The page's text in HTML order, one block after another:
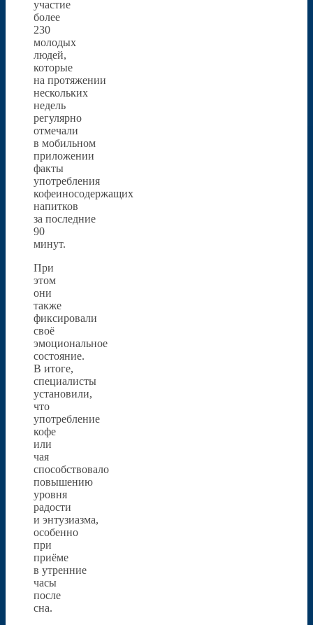
участие
более
230
молодых
людей,
которые
на протяжении
нескольких
недель
регулярно
отмечали
в мобильном
приложении
факты
употребления
кофеиносодержащих
напитков
за последние
90
минут.
При
этом
они
также
фиксировали
своё
эмоциональное
состояние.
В итоге,
специалисты
установили,
что
употребление
кофе
или
чая
способствовало
повышению
уровня
радости
и энтузиазма,
особенно
при
приёме
в утренние
часы
после
сна.